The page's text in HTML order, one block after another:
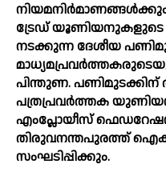
ട്രേഡ് യൂണിയനുകളുടെ
നടക്കുന്ന ദേശീയ
പിന്തുണ. പണിമുടക്കിന്
പത്രപ്രവര്‍ത്തക
എംപ്ലോയീസ്
തിരുവനന്തപുരത്ത്
സംഘടിപ്പിക്കും.